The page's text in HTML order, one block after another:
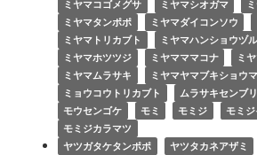
ミヤマコゴメグサ ミヤマシオガマ
ミヤマタンポポ
ミヤマダイコンソウ
ミヤマトリカブト
ミヤマハンショウヅル
ミヤマホツツジ
ミヤマママコナ
ミ
ミヤマムラサキ
ミヤマヤマブキショウマ
ミョウコウトリカブト
ムラサキセンブリ
モウセンゴケ
モミ モミジ
モミ
モミジカラマツ
ヤツガタケタンポポ
ヤツタカネアザミ